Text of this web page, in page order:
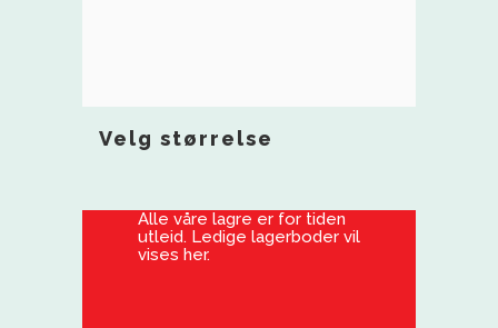
Velg størrelse
Alle våre lagre er for tiden
utleid. Ledige lagerboder vil
vises her.